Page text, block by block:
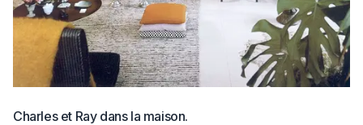
Charles et Ray dans la maison.